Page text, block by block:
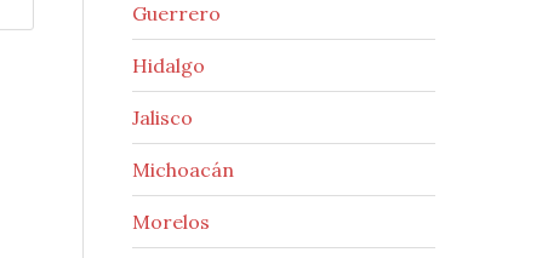
Guerrero
Hidalgo
Jalisco
Michoacán
Morelos